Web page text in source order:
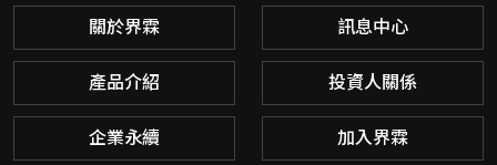
關於界霖 訊息中心
產品介紹 投資人關係
企業永續 加入界霖